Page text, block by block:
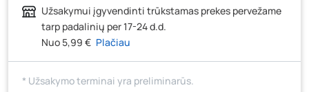
Užsakymui įgyvendinti trūkstamas prekes pervežame
tarp padalinių per 17-24 d.d.
Nuo 5,99 € Plačiau
* Užsakymo terminai yra preliminarūs.